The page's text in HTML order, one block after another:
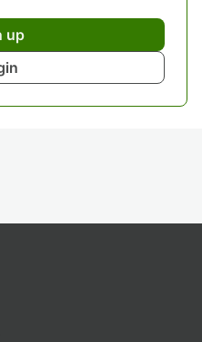
up